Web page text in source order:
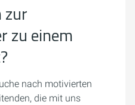
zur
zu einem
nach motivierten
die mit uns